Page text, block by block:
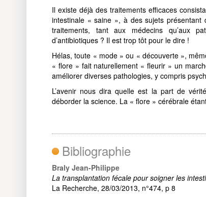
Il existe déjà des traitements efficaces
intestinale « saine », à des sujets présentant
traitements, tant aux médecins qu’aux
d’antibiotiques ? Il est trop tôt pour le dire !
Hélas, toute « mode » ou « découverte »,
« flore » fait naturellement « fleurir » un
améliorer diverses pathologies, y compris
L’avenir nous dira quelle est la part de
déborder la science. La « flore » cérébrale
Bibliographie
Braly Jean-Philippe
La transplantation fécale pour soigner les
La Recherche, 28/03/2013, n°474, p 8